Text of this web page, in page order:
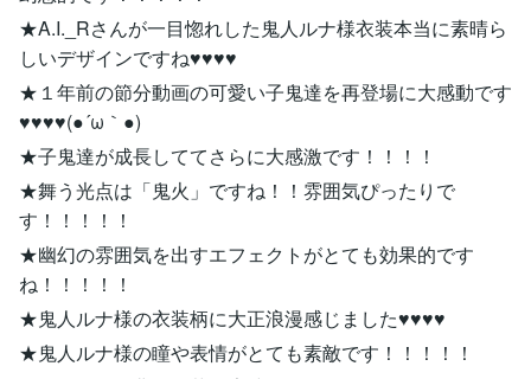
★A.I._Rさんが一目惚れした鬼人ルナ様衣装本当に素晴ら
しいデザインですね♥♥♥♥
★１年前の節分動画の可愛い子鬼達を再登場に大感動です
♥♥♥♥(●´ω｀●)
★子鬼達が成長しててさらに大感激です！！！！
★舞う光点は「鬼火」ですね！！雰囲気ぴったりで
す！！！！！
★幽幻の雰囲気を出すエフェクトがとても効果的です
ね！！！！！
★鬼人ルナ様の衣装柄に大正浪漫感じました♥♥♥♥
★鬼人ルナ様の瞳や表情がとても素敵です！！！！！